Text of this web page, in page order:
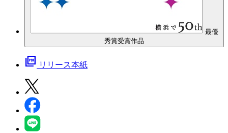
最優
秀賞受賞作品
picture_as_pdf リリース本紙